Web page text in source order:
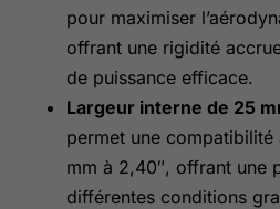
pour maximiser
offrant une rigidité
de puissance efficace.
Largeur interne de 25
permet une
mm à 2,40″, offrant une
différentes conditions